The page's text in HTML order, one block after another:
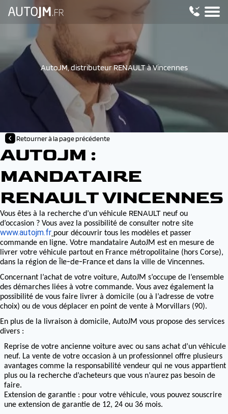
AutoJM, distributeur RENAULT à Vincennes
Retourner à la page précédente
AUTOJM :
MANDATAIRE
RENAULT VINCENNES
Vous êtes à la recherche d’un véhicule RENAULT neuf ou
d’occasion ? Vous avez la possibilité de consulter notre site
www.autojm.fr pour découvrir tous les modèles et passer
commande en ligne. Votre mandataire AutoJM est en mesure de
livrer votre véhicule partout en France métropolitaine (hors Corse),
dans la région de Île-de-Franceet dans la ville de Vincennes.
Concernant l’achat de votre voiture, AutoJM s’occupe de l’ensemble
des démarches liées à votre commande. Vous avez également la
possibilité de vous faire livrer à domicile (ou à l’adresse de votre
choix) ou de vous déplacer en point de vente à Morvillars (90).
En plus de la livraison à domicile, AutoJM vous propose des services
divers :
Reprise de votre ancienne voiture avec ou sans achat d’un véhicule
neuf. La vente de votre occasion à un professionnel offre plusieurs
avantages comme la responsabilité vendeur qui ne vous appartient
plus ou la recherche d’acheteurs que vous n’aurez pas besoin de
faire.
Extension de garantie : pour votre véhicule, vous pouvez souscrire
une extension de garantie de 12, 24 ou 36 mois.